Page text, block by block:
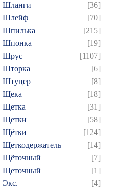
Шланги
[36]
Шлейф
[70]
Шпилька
[215]
Шпонка
[19]
Шрус
[1107]
Шторка
[6]
Штуцер
[8]
Щека
[18]
Щетка
[31]
Щетки
[58]
Щётки
[124]
Щеткодержатель
[14]
Щёточный
[7]
Щеточный
[1]
Экс.
[4]